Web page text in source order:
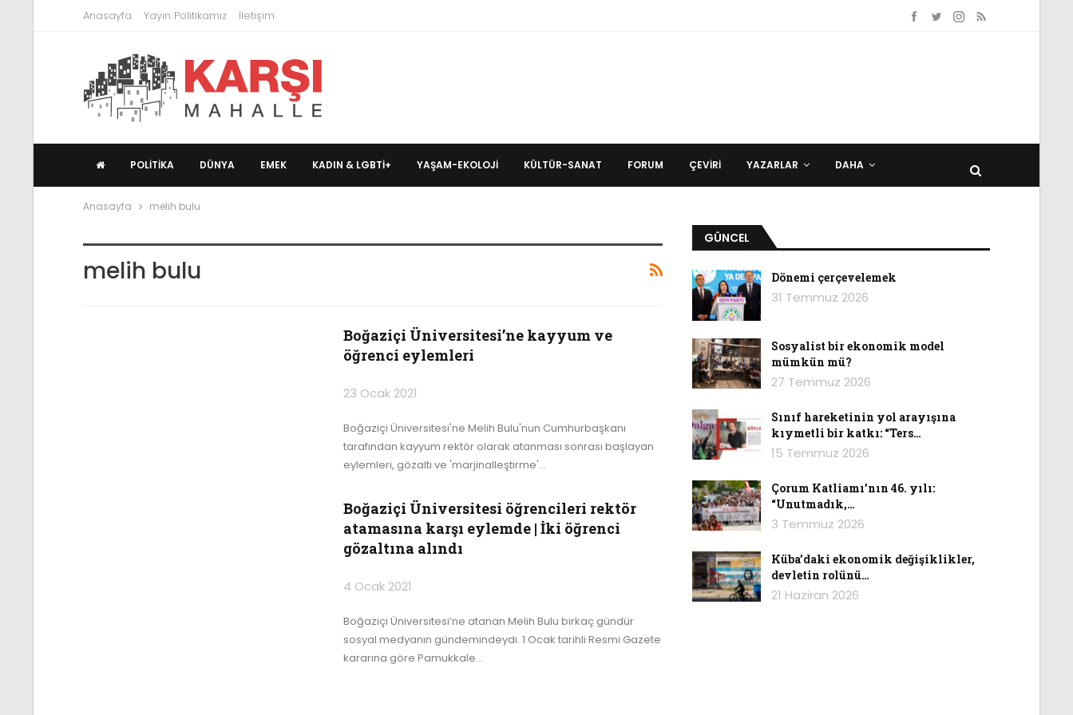
Anasayfa Yayın Politikamız İletişim
POLITIKA DÜNYA EMEK KADIN & LGBTİ+ YAŞAM-EKOLOJI KÜLTÜR-SANAT FORUM ÇEVIRI YAZARLAR DAHA
Anasayfa melih bulu
melih bulu
Boğaziçi Üniversitesi’ne kayyum ve
öğrenci eylemleri
23 Ocak 2021
Boğaziçi Üniversitesi'ne Melih Bulu'nun Cumhurbaşkanı
tarafından kayyum rektör olarak atanması sonrası başlayan
eylemleri, gözaltı ve 'marjinalleştirme'…
Boğaziçi Üniversitesi öğrencileri rektör
atamasına karşı eylemde | İki öğrenci
gözaltına alındı
4 Ocak 2021
Boğaziçi Üniversitesi’ne atanan Melih Bulu birkaç gündür
sosyal medyanın gündemindeydi. 1 Ocak tarihli Resmi Gazete
kararına göre Pamukkale…
GÜNCEL
Dönemi çerçevelemek
31 Temmuz 2026
Sosyalist bir ekonomik model
mümkün mü?
27 Temmuz 2026
Sınıf hareketinin yol arayışına
kıymetli bir katkı: “Ters…
15 Temmuz 2026
Çorum Katliamı’nın 46. yılı:
“Unutmadık,…
3 Temmuz 2026
Küba’daki ekonomik değişiklikler,
devletin rolünü…
21 Haziran 2026